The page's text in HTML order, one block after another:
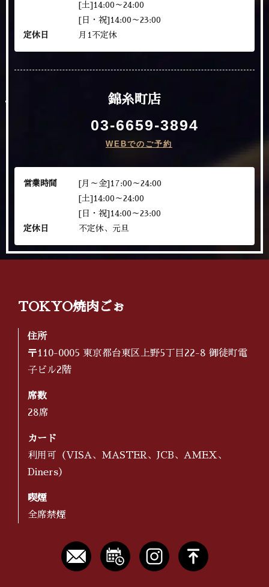
[土]14:00～24:00
[日・祝]14:00～23:00
定休日
月1不定休
錦糸町店
03-6659-3894
WEBでのご予約
営業時間
[月～金]17:00～24:00
[土]14:00～24:00
[日・祝]14:00～23:00
定休日
不定休、元旦
TOKYO焼肉ごぉ
住所
〒110-0005 東京都台東区上野5丁目22-8 御徒町電
子ビル2階
席数
28席
カード
利用可（VISA、MASTER、JCB、AMEX、
Diners）
喫煙
全席禁煙